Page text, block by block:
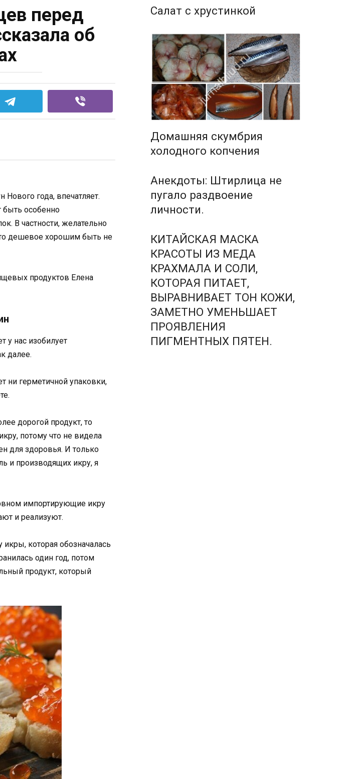
перед
об
года, впечатляет.
быть особенно
В частности, желательно
дешевое хорошим быть не
продуктов Елена
у нас изобилует
далее.
ни герметичной упаковки,
дорогой продукт, то
потому что не видела
для здоровья. И только
и производящих икру, я
импортирующие икру
и реализуют.
которая обозначалась
один год, потом
продукт, который
Салат с хрустинкой
Домашняя скумбрия
холодного копчения
Анекдоты: Штирлица не
пугало раздвоение
личности.
КИТАЙСКАЯ МАСКА
КРАСОТЫ ИЗ МЕДА
КРАХМАЛА И СОЛИ,
КОТОРАЯ ПИТАЕТ,
ВЫРАВНИВАЕТ ТОН КОЖИ,
ЗАМЕТНО УМЕНЬШАЕТ
ПРОЯВЛЕНИЯ
ПИГМЕНТНЫХ ПЯТЕН.